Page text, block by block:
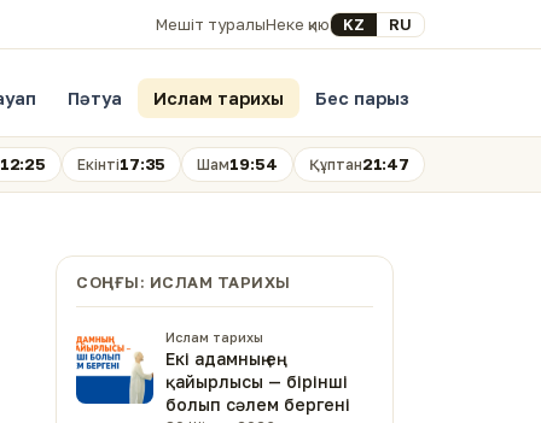
Мешіт туралыНеке қиюSelect your language
KZ RU
Пәтуа Ислам тарихы Бес парыз
12:25 Екінті17:35 Шам19:54 Құптан21:47
СОҢҒЫ: ИСЛАМ ТАРИХЫ
Ислам тарихы
Екі адамның ең
қайырлысы — бірінші
болып сәлем бергені